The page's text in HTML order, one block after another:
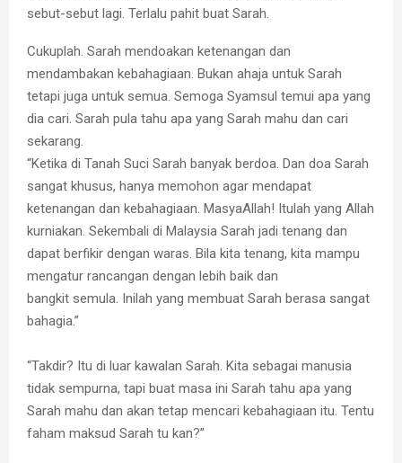
sebut-sebut lagi. Terlalu pahit buat Sarah.
Cukuplah. Sarah mendoakan ketenangan dan
mendambakan kebahagiaan. Bukan ahaja untuk Sarah
tetapi juga untuk semua. Semoga Syamsul temui apa yang
dia cari. Sarah pula tahu apa yang Sarah mahu dan cari
sekarang.
“Ketika di Tanah Suci Sarah banyak berdoa. Dan doa Sarah
sangat khusus, hanya memohon agar mendapat
ketenangan dan kebahagiaan. MasyaAllah! Itulah yang Allah
kurniakan. Sekembali di Malaysia Sarah jadi tenang dan
dapat berfikir dengan waras. Bila kita tenang, kita mampu
mengatur rancangan dengan lebih baik dan
bangkit semula. Inilah yang membuat Sarah berasa sangat
bahagia.”
“Takdir? Itu di luar kawalan Sarah. Kita sebagai manusia
tidak sempurna, tapi buat masa ini Sarah tahu apa yang
Sarah mahu dan akan tetap mencari kebahagiaan itu. Tentu
faham maksud Sarah tu kan?”